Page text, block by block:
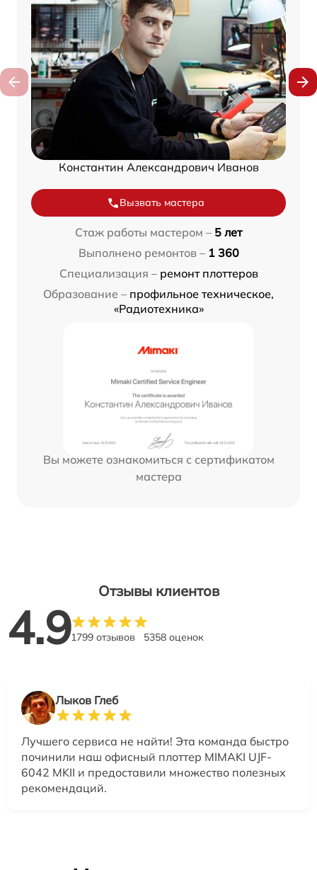
Константин Александрович Иванов
Вызвать мастера
Стаж работы мастером – 5 лет
Выполнено ремонтов – 1 360
Специализация – ремонт плоттеров
Образование – профильное техническое,
«Радиотехника»
Вы можете ознакомиться с сертификатом
мастера
Отзывы клиентов
4.91799 отзывов 5358 оценок
Лыков Глеб
Лучшего сервиса не найти! Эта команда быстро
починили наш офисный плоттер MIMAKI UJF-
6042 MKII и предоставили множество полезных
рекомендаций.